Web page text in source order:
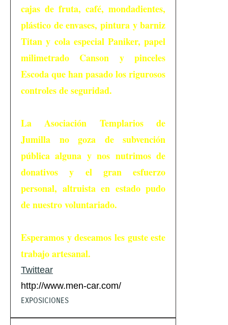
cajas de fruta, café, mondadientes,
plástico de envases, pintura y barniz
Titan y cola especial Paniker, papel
milimetrado Canson y pinceles
Escoda que han pasado los rigurosos
controles de seguridad.
La Asociación Templarios de
Jumilla no goza de subvención
pública alguna y nos nutrimos de
donativos y el gran esfuerzo
personal, altruista en estado pudo
de nuestro voluntariado.
Esperamos y deseamos les guste este
trabajo artesanal.
Twittear
http://www.men-car.com/
EXPOSICIONES